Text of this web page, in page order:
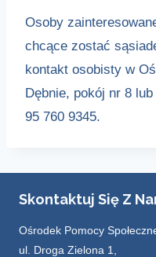
Osoby
chcące zostać
kontakt osobisty w
Dębnie, pokój nr 8
95 760 9345.
Skontaktuj Się Z
Ośrodek Pomocy
ul. Droga Zielona 1,